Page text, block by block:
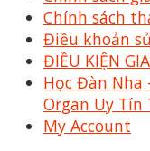
Chính sách
Điều khoản
ĐIỀU KIỆN
Học Đàn Nha
Organ Uy Tín
My Account